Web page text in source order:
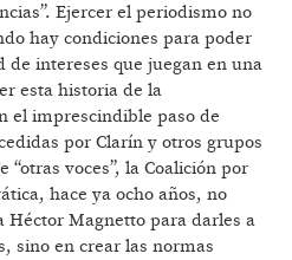
Ejercer el periodismo no
hay condiciones para poder
intereses que juegan en una
esta historia de la
el imprescindible paso de
por Clarín y otros grupos
voces”, la Coalición por
hace ya ocho años, no
Héctor Magnetto para darles a
sino en crear las normas